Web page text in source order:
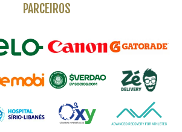
PARCEIROS